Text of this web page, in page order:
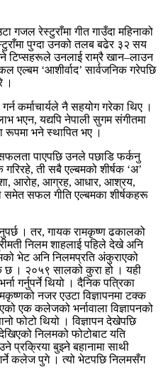
गजल रेस्टुराँमा गीत गाउँदा महिनाको
पुग्दा उनको तलब बढेर ३२ सय
टिप्सहरूले उनलाई राम्रै खान–लाउन
एल्बम ‘आशीर्वाद’ सार्वजनिक गरेपछि
।
कर्माचार्यले नै सहयोग गरेका थिए ।
भएन, यद्यपि नेपाली सुगम संगीतमा
रूपमा भने स्थापित भए ।
सफलता पाएपछि उनले पछाडि फर्कनु
ती सबै एल्बमको शीर्षक ‘अ’
आरोह, आग्रह, आधार, आश्रय,
सफल गीति एल्बमका शीर्षकहरू
। तर, गायक रामकृष्ण ढकालको
निलम शाहलाई पहिले देखे अनि
भेट अनि निलमप्रति अंकुराएको
छ । २०५९ सालको कुरा हो । यही
गर्नुपर्ने थियो । दैनिक पत्रिका
नजर एउटा विज्ञापनमा टक्क
एक कलेजको भर्नावाला विज्ञापनको
फोटो थियो । विज्ञापन देखेपछि
देखिएको निलमको फोटोबाट यति
प्रक्रिया बुझ्ने बहानामा साथी
कलेज पुगे । त्यो भेटपछि निलमसँग